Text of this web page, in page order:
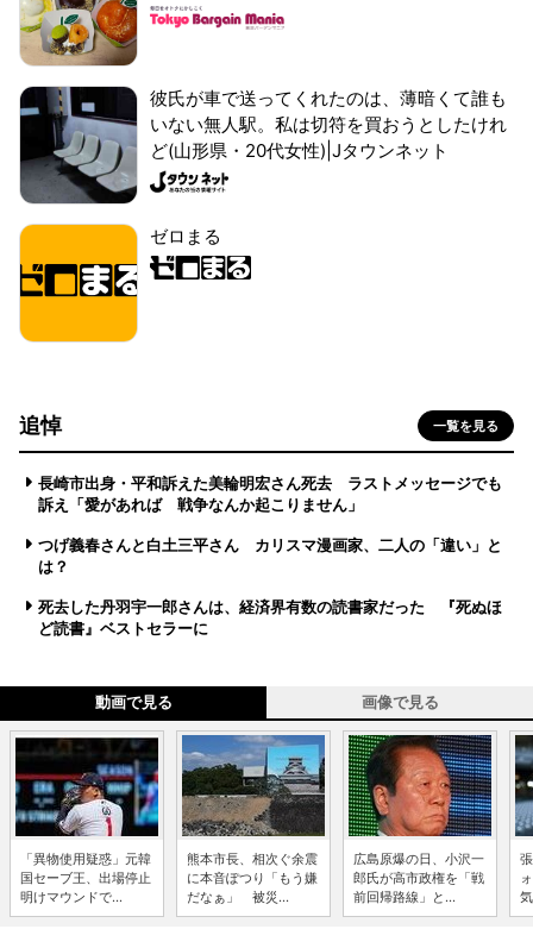
彼氏が車で送ってくれたのは、薄暗くて誰も
いない無人駅。私は切符を買おうとしたけれ
ど(山形県・20代女性)|Jタウンネット
ゼロまる
追悼 一覧を見る
長崎市出身・平和訴えた美輪明宏さん死去 ラストメッセージでも
訴え「愛があれば 戦争なんか起こりません」
つげ義春さんと白土三平さん カリスマ漫画家、二人の「違い」と
は？
死去した丹羽宇一郎さんは、経済界有数の読書家だった 『死ぬほ
ど読書』ベストセラーに
動画で見る 画像で見る
「異物使用疑惑」元韓
国セーブ王、出場停止
明けマウンドで...
熊本市長、相次ぐ余震
に本音ぽつり「もう嫌
だなぁ」 被災...
広島原爆の日、小沢一
郎氏が高市政権を「戦
前回帰路線」と...